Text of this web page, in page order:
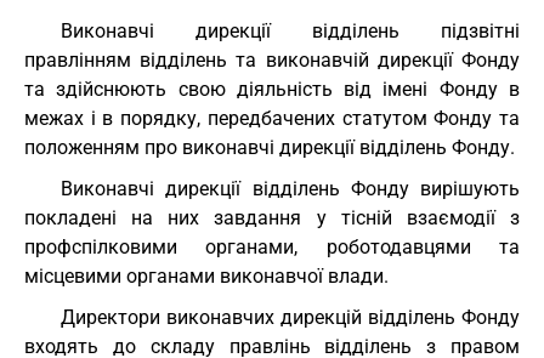
Виконавчі дирекції відділень підзвітні
правлінням відділень та виконавчій дирекції Фонду
та здійснюють свою діяльність від імені Фонду в
межах і в порядку, передбачених статутом Фонду та
положенням про виконавчі дирекції відділень Фонду.
Виконавчі дирекції відділень Фонду вирішують
покладені на них завдання у тісній взаємодії з
профспілковими органами, роботодавцями та
місцевими органами виконавчої влади.
Директори виконавчих дирекцій відділень Фонду
входять до складу правлінь відділень з правом